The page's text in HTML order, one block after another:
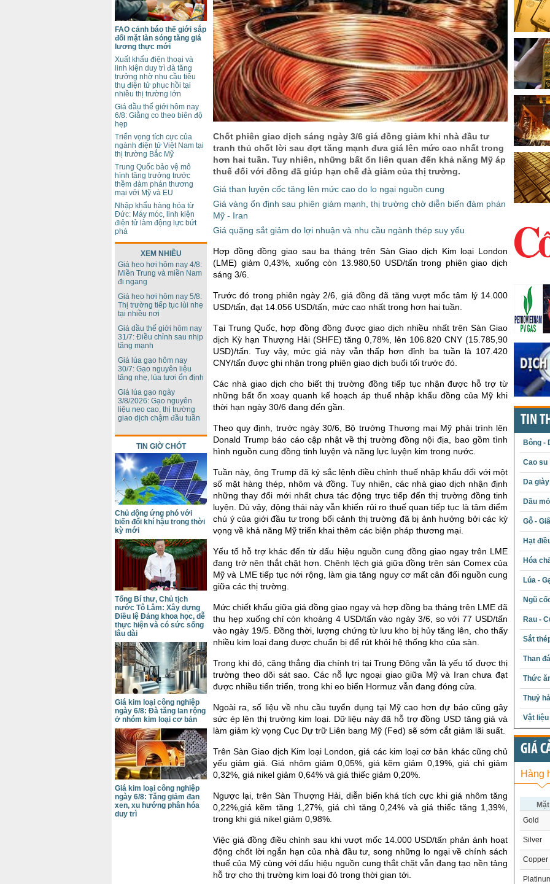
Chốt phiên giao dịch sáng ngày 3/6 giá đồng giảm khi nhà đầu tư
tranh thủ chốt lời sau đợt tăng mạnh đưa giá lên mức cao nhất trong
hơn hai tuần. Tuy nhiên, những bất ổn liên quan đến khả năng Mỹ áp
thuế đối với đồng đã giúp hạn chế đà giảm của thị trường.
Giá than luyện cốc tăng lên mức cao do lo ngại nguồn cung
Giá vàng ổn định sau phiên giảm mạnh, thị trường chờ diễn biến đàm phán
Mỹ - Iran
Giá quặng sắt giảm do lợi nhuận và nhu cầu ngành thép suy yếu
Hợp đồng đồng giao sau ba tháng trên Sàn Giao dịch Kim loại London
(LME) giảm 0,43%, xuống còn 13.980,50 USD/tấn trong phiên giao dịch
sáng 3/6.
Trước đó trong phiên ngày 2/6, giá đồng đã tăng vượt mốc tâm lý 14.000
USD/tấn, đạt 14.056 USD/tấn, mức cao nhất trong hơn hai tuần.
Tại Trung Quốc, hợp đồng đồng được giao dịch nhiều nhất trên Sàn Giao
dịch Kỳ hạn Thượng Hải (SHFE) tăng 0,78%, lên 106.820 CNY (15.785,90
USD)/tấn. Tuy vậy, mức giá này vẫn thấp hơn đỉnh ba tuần là 107.420
CNY/tấn được ghi nhận trong phiên giao dịch buổi tối trước đó.
Các nhà giao dịch cho biết thị trường đồng tiếp tục nhận được hỗ trợ từ
những bất ổn xoay quanh kế hoạch áp thuế nhập khẩu đồng của Mỹ khi
thời hạn ngày 30/6 đang đến gần.
Theo quy định, trước ngày 30/6, Bộ trưởng Thương mại Mỹ phải trình lên
Donald Trump báo cáo cập nhật về thị trường đồng nội địa, bao gồm tình
hình nguồn cung đồng tinh luyện và năng lực luyện kim trong nước.
Tuần này, ông Trump đã ký sắc lệnh điều chỉnh thuế nhập khẩu đối với một
số mặt hàng thép, nhôm và đồng. Tuy nhiên, các nhà giao dịch nhận định
những thay đổi mới nhất chưa tác động trực tiếp đến thị trường đồng tinh
luyện. Dù vậy, động thái này vẫn khiến rủi ro thuế quan tiếp tục là tâm điểm
chú ý của giới đầu tư trong bối cảnh thị trường đã bị ảnh hưởng bởi các kỳ
vọng về khả năng Mỹ triển khai thêm các biện pháp thương mại.
Yếu tố hỗ trợ khác đến từ dấu hiệu nguồn cung đồng giao ngay trên LME
đang trở nên thắt chặt hơn. Chênh lệch giá giữa đồng trên sàn Comex của
Mỹ và LME tiếp tục nới rộng, làm gia tăng nguy cơ mất cân đối nguồn cung
giữa các thị trường.
Mức chiết khấu giữa giá đồng giao ngay và hợp đồng ba tháng trên LME đã
thu hẹp xuống chỉ còn khoảng 4 USD/tấn vào ngày 3/6, so với 77 USD/tấn
vào ngày 19/5. Đồng thời, lượng chứng từ lưu kho bị hủy tăng lên, cho thấy
nhiều kim loại đang được chuẩn bị để rút khỏi hệ thống kho của sàn.
Trong khi đó, căng thẳng địa chính trị tại Trung Đông vẫn là yếu tố được thị
trường theo dõi sát sao. Các nỗ lực ngoại giao giữa Mỹ và Iran chưa đạt
được nhiều tiến triển, trong khi eo biển Hormuz vẫn đang đóng cửa.
Ngoài ra, số liệu về nhu cầu tuyển dụng tại Mỹ cao hơn dự báo cũng gây
sức ép lên thị trường kim loại. Dữ liệu này đã hỗ trợ đồng USD tăng giá và
làm giảm kỳ vọng Cục Dự trữ Liên bang Mỹ (Fed) sẽ sớm cắt giảm lãi suất.
Trên Sàn Giao dịch Kim loại London, giá các kim loại cơ bản khác cũng chủ
yếu giảm giá. Giá nhôm giảm 0,05%, giá kẽm giảm 0,19%, giá chì giảm
0,32%, giá nikel giảm 0,64% và giá thiếc giảm 0,20%.
Ngược lại, trên Sàn Thượng Hải, diễn biến khá tích cực khi giá nhôm tăng
0,22%,giá kẽm tăng 1,27%, giá chì tăng 0,24% và giá thiếc tăng 1,39%,
trong khi giá nikel giảm 0,98%.
Việc giá đồng điều chỉnh sau khi vượt mốc 14.000 USD/tấn phản ánh hoạt
động chốt lời ngắn hạn của nhà đầu tư, song những lo ngại về chính sách
thuế của Mỹ cùng với dấu hiệu nguồn cung thắt chặt vẫn đang tạo nền tảng
hỗ trợ cho thị trường kim loại đỏ trong thời gian tới.
FAO cảnh báo thế giới sắp
đối mặt làn sóng tăng giá
lương thực mới
Xuất khẩu điện thoại và
linh kiện duy trì đà tăng
trưởng nhờ nhu cầu tiêu
thụ điện tử phục hồi tại
nhiều thị trường lớn
Giá dầu thế giới hôm nay
6/8: Giằng co theo biên độ
hẹp
Triển vọng tích cực của
ngành điện tử Việt Nam tại
thị trường Bắc Mỹ
Trung Quốc bảo vệ mô
hình tăng trưởng trước
thềm đàm phán thương
mại với Mỹ và EU
Nhập khẩu hàng hóa từ
Đức: Máy móc, linh kiện
điện tử làm động lực bứt
phá
XEM NHIỀU
Giá heo hơi hôm nay 4/8:
Miền Trung và miền Nam
đi ngang
Giá heo hơi hôm nay 5/8:
Thị trường tiếp tục lùi nhẹ
tại nhiều nơi
Giá dầu thế giới hôm nay
31/7: Điều chỉnh sau nhịp
tăng mạnh
Giá lúa gạo hôm nay
30/7: Gạo nguyên liệu
tăng nhẹ, lúa tươi ổn định
Giá lúa gạo ngày
3/8/2026: Gạo nguyên
liệu neo cao, thị trường
giao dịch chậm đầu tuần
TIN GIỜ CHÓT
Chủ động ứng phó với
biến đổi khí hậu trong thời
kỳ mới
Tổng Bí thư, Chủ tịch
nước Tô Lâm: Xây dựng
Điều lệ Đảng khoa học, dễ
thực hiện và có sức sống
lâu dài
Giá kim loại công nghiệp
ngày 6/8: Đà tăng lan rộng
ở nhóm kim loại cơ bản
Giá kim loại công nghiệp
ngày 6/8: Tăng giảm đan
xen, xu hướng phân hóa
duy trì
TIN
Bông -
Cao su
Da giày
Dầu
Gỗ -
Hạt
Hóa
Lúa -
Ngũ
Rau -
Sắt
Than đá
Thức
Thuỷ
Vật
GIÁ
Hàng
Gold
Silver
Copper